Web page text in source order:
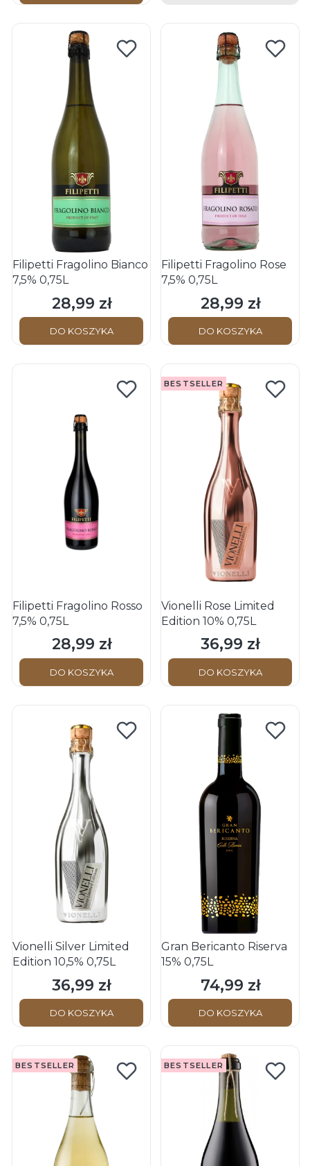
Filipetti Fragolino Bianco
7,5% 0,75L
Cena
28,99 zł
DO KOSZYKA
Filipetti Fragolino Rose
7,5% 0,75L
Cena
28,99 zł
DO KOSZYKA
Filipetti Fragolino Rosso
7,5% 0,75L
Cena
28,99 zł
DO KOSZYKA
BESTSELLER
Vionelli Rose Limited
Edition 10% 0,75L
Cena
36,99 zł
DO KOSZYKA
Vionelli Silver Limited
Edition 10,5% 0,75L
Cena
36,99 zł
DO KOSZYKA
Gran Bericanto Riserva
15% 0,75L
Cena
74,99 zł
DO KOSZYKA
BESTSELLER BESTSELLER